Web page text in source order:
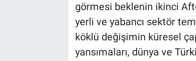
görmesi beklenin ikinci
yerli ve yabancı sektör
köklü değişimin küresel
yansımaları, dünya ve